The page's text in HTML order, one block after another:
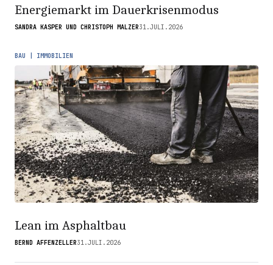
Energiemarkt im Dauerkrisenmodus
SANDRA KASPER UND CHRISTOPH MALZER31.JULI.2026
BAU | IMMOBILIEN
Lean im Asphaltbau
BERND AFFENZELLER31.JULI.2026